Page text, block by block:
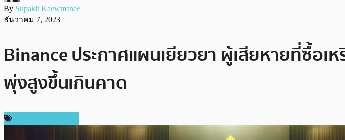
By Supakit Kaewmanee
ธันวาคม 7, 2023
Binance ประกาศแผนเยียวยา ผู้เสียหายที่ซื้อเ
พุ่งสูงขึ้นเกินคาด